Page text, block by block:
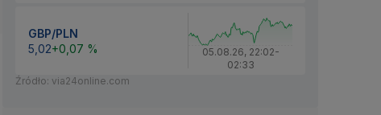
GBP/PLN
5,02+0,07 % 05.08.26, 22:02-
02:33
Źródło: via24online.com